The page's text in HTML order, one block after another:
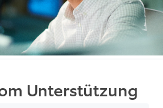
Unterstützung